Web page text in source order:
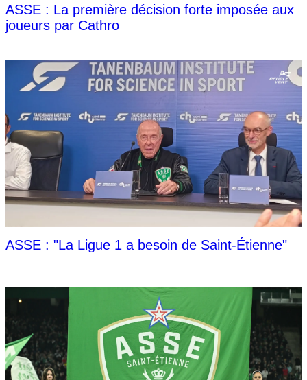
ASSE : La première décision forte imposée aux
joueurs par Cathro
ASSE : "La Ligue 1 a besoin de Saint-Étienne"